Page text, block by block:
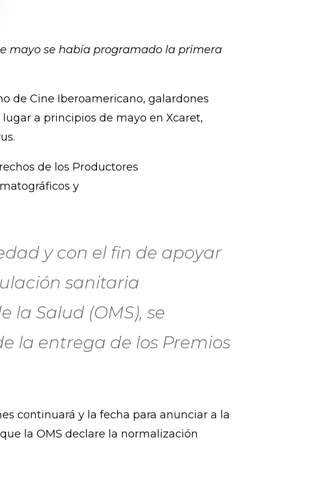
mayo se había programado la primera
de Cine Iberoamericano, galardones
a principios de mayo en Xcaret,
de los Productores
y
y con el fin de apoyar
sanitaria
Salud (OMS), se
la entrega de los Premios
continuará y la fecha para anunciar a la
la OMS declare la normalización